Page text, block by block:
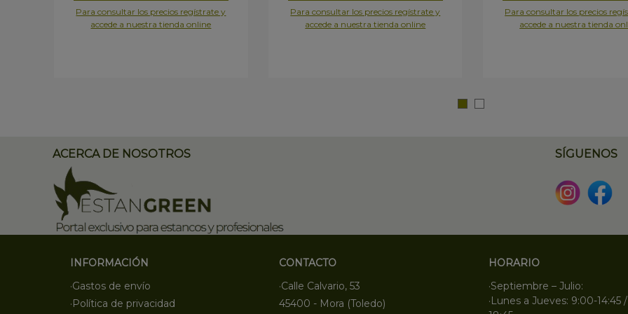
Para consultar los precios regístrate y
accede a nuestra tienda online
Para consultar los precios regístrate y
accede a nuestra tienda online
Para consultar los precios
accede a nuestra tienda
ACERCA DE NOSOTROS SÍGUENOS
INFORMACIÓN
·Gastos de envío
·Política de privacidad
CONTACTO
·Calle Calvario, 53
45400 - Mora (Toledo)
HORARIO
·Septiembre – Julio:
·Lunes a Jueves: 9:00-14:45